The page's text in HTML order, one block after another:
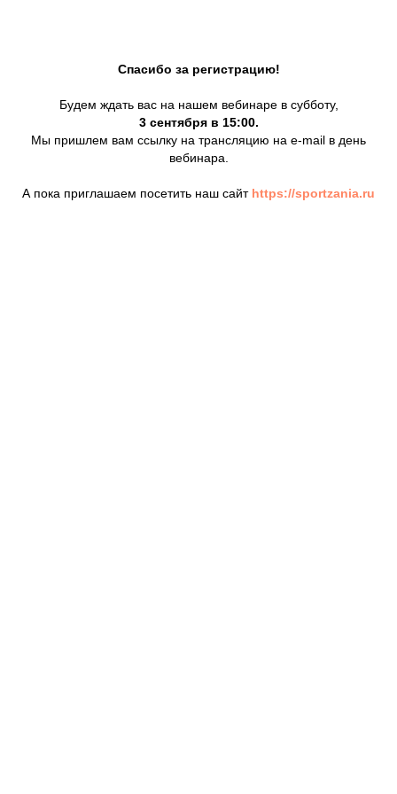
Спасибо за регистрацию!
Будем ждать вас на нашем вебинаре в субботу,
3 сентября в 15:00.
Мы пришлем вам ссылку на трансляцию на e-mail в день
вебинара.
А пока приглашаем посетить наш сайт https://sportzania.ru